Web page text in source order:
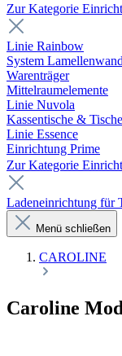
Zur Kategorie
Linie Rainbow
System Lamellenwand
Warenträger
Mittelraumelemente
Linie Nuvola
Kassentische & Tische
Linie Essence
Einrichtung Prime
Zur Kategorie
Ladeneinrichtung für
Menü schließen
CAROLINE
Caroline